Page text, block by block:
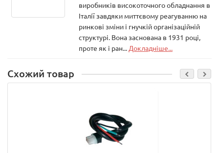
виробників високоточного обладнання в
Італії завдяки миттєвому реагуванню на
ринкові зміни і гнучкій організаційній
структурі. Вона заснована в 1931 році,
проте як і ран... Докладніше...
Схожий товар